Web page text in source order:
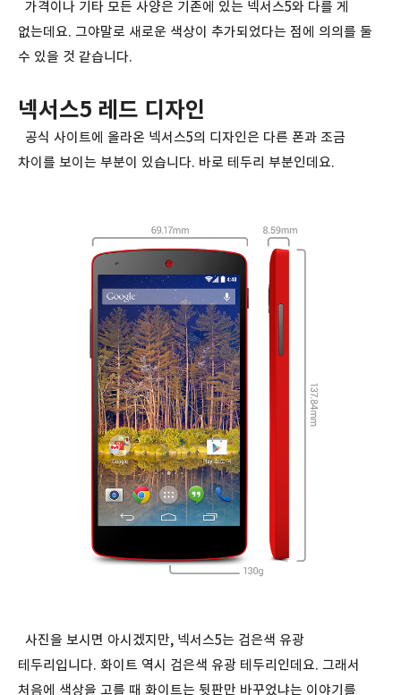
가격이나 기타 모든 사양은 기존에 있는 넥서스5와 다를 게
없는데요. 그야말로 새로운 색상이 추가되었다는 점에 의의를 둘
수 있을 것 같습니다.
넥서스5 레드 디자인
공식 사이트에 올라온 넥서스5의 디자인은 다른 폰과 조금
차이를 보이는 부분이 있습니다. 바로 테두리 부분인데요.
사진을 보시면 아시겠지만, 넥서스5는 검은색 유광
테두리입니다. 화이트 역시 검은색 유광 테두리인데요. 그래서
처음에 색상을 고를 때 화이트는 뒷판만 바꾸었냐는 이야기를